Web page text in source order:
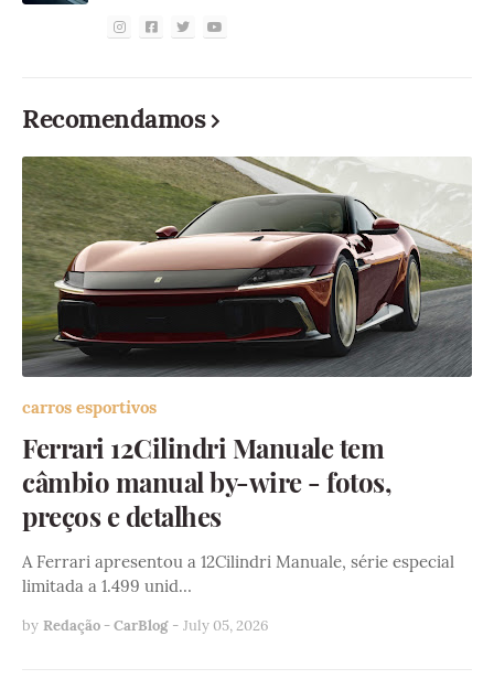
Recomendamos
carros esportivos
Ferrari 12Cilindri Manuale tem
câmbio manual by-wire - fotos,
preços e detalhes
A Ferrari apresentou a 12Cilindri Manuale, série especial
limitada a 1.499 unid…
by Redação - CarBlog - July 05, 2026